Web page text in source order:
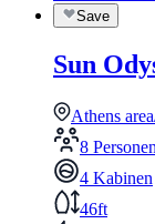
Save
Sun
Athens
8 Personen
4 Kabinen
46ft